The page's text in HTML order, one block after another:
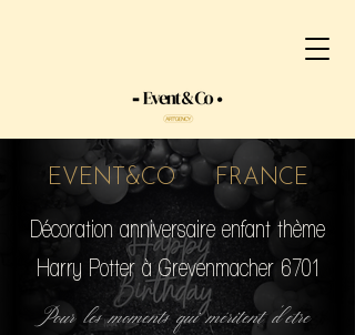
EVENT&CO FRANCE
Décoration anniversaire enfant thème
Harry Potter à Grevenmacher 6701
Pour les moments qui méritent d'etre